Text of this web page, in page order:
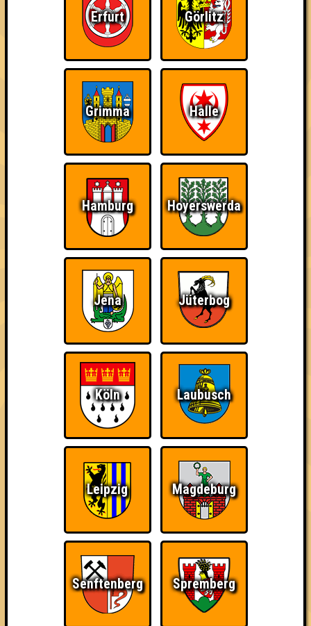
Errungenschaften
Kleiner Hinweis: bei uns sind Teams, die in einem Stechen
verlieren, trotzdem auf dem 1. Platz - den haben sie sich
schließlich verdient! Entsprechend gibt es für diese auch
Errungenschaften für den 1. Platz.
Schon wieder zum
Ich suche Gegner,
keine Opfer
Knapp daneben!
Wiederzehn macht
Wir sind immer bei
Euch!
The Amount of
Teilnahmen is too
damn high
Ich war da, vor 3000
Da-Da Da! Da-Da Da!
Erfurt Görlitz
Grimma Halle
Hamburg Hoyerswerda
Jena Jüterbog
Köln Laubusch
Leipzig Magdeburg
Senftenberg Spremberg